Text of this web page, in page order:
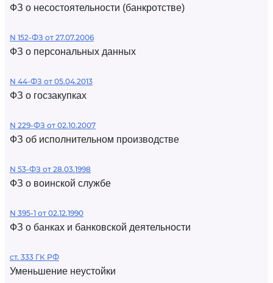
ФЗ о несостоятельности (банкротстве)
N 152-ФЗ от 27.07.2006
ФЗ о персональных данных
N 44-ФЗ от 05.04.2013
ФЗ о госзакупках
N 229-ФЗ от 02.10.2007
ФЗ об исполнительном производстве
N 53-ФЗ от 28.03.1998
ФЗ о воинской службе
N 395-1 от 02.12.1990
ФЗ о банках и банковской деятельности
ст. 333 ГК РФ
Уменьшение неустойки